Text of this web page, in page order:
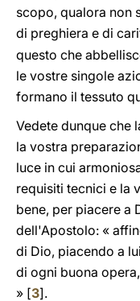
scopo, qualora non
di preghiera e di
questo che
le vostre singole
formano il tessuto
Vedete dunque che
la vostra
luce in cui
requisiti tecnici e la
bene, per piacere a
dell'Apostolo: «
di Dio, piacendo a
di ogni buona
» [3].